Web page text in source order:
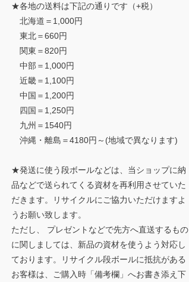
★各地の送料は下記の通りです（+税）
北海道＝1,000円
東北＝660円
関東＝820円
中部＝1,000円
近畿＝1,100円
中国＝1,200円
四国＝1,250円
九州＝1540円
沖縄・離島＝4180円～(地域で異なります)
★発送に使う段ボールなどは、当ショップに納
品などで送られてくる資材を再利用させていた
だきます。リサイクルにご協力いただけますよ
うお願い致します。
ただし、 プレゼントなどで先方へ直送するもの
に関しましては、新品の資材を使うよう対応し
ております。リサイクル段ボールに抵抗がある
お客様は、ご購入時「備考欄」へお書き添え下